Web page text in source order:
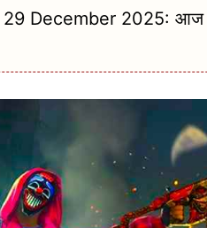
December 2025: आज